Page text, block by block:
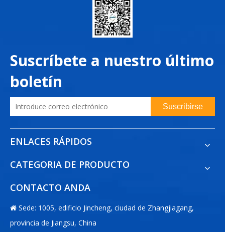
Suscríbete a nuestro último
boletín
Suscribirse
ENLACES RÁPIDOS
CATEGORIA DE PRODUCTO
CONTACTO ANDA
 Sede: 1005, edificio Jincheng, ciudad de Zhangjiagang,
provincia de Jiangsu, China